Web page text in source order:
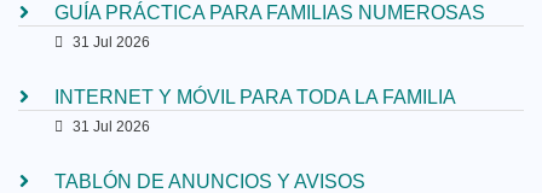
GUÍA PRÁCTICA PARA FAMILIAS NUMEROSAS
31 Jul 2026
INTERNET Y MÓVIL PARA TODA LA FAMILIA
31 Jul 2026
TABLÓN DE ANUNCIOS Y AVISOS